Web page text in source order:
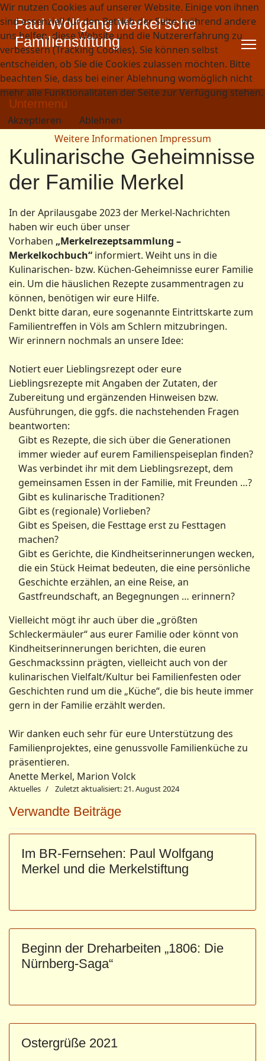
Paul Wolfgang Merkel'sche
Familienstiftung
Untermenü
Kulinarische Geheimnisse
der Familie Merkel
In der Aprilausgabe 2023 der Merkel-Nachrichten
haben wir euch über unser
Vorhaben „Merkelrezeptsammlung –
Merkelkochbuch“ informiert. Weiht uns in die
Kulinarischen- bzw. Küchen-Geheimnisse eurer Familie
ein. Um die häuslichen Rezepte zusammentragen zu
können, benötigen wir eure Hilfe.
Denkt bitte daran, eure sogenannte Eintrittskarte zum
Familientreffen in Völs am Schlern mitzubringen.
Wir erinnern nochmals an unsere Idee:
Notiert euer Lieblingsrezept oder eure
Lieblingsrezepte mit Angaben der Zutaten, der
Zubereitung und ergänzenden Hinweisen bzw.
Ausführungen, die ggfs. die nachstehenden Fragen
beantworten:
Gibt es Rezepte, die sich über die Generationen
immer wieder auf eurem Familienspeiseplan finden?
Was verbindet ihr mit dem Lieblingsrezept, dem
gemeinsamen Essen in der Familie, mit Freunden …?
Gibt es kulinarische Traditionen?
Gibt es (regionale) Vorlieben?
Gibt es Speisen, die Festtage erst zu Festtagen
machen?
Gibt es Gerichte, die Kindheitserinnerungen wecken,
die ein Stück Heimat bedeuten, die eine persönliche
Geschichte erzählen, an eine Reise, an
Gastfreundschaft, an Begegnungen … erinnern?
Vielleicht mögt ihr auch über die „größten
Schleckermäuler“ aus eurer Familie oder könnt von
Kindheitserinnerungen berichten, die euren
Geschmackssinn prägten, vielleicht auch von der
kulinarischen Vielfalt/Kultur bei Familienfesten oder
Geschichten rund um die „Küche“, die bis heute immer
gern in der Familie erzählt werden.
Wir danken euch sehr für eure Unterstützung des
Familienprojektes, eine genussvolle Familienküche zu
präsentieren.
Anette Merkel, Marion Volck
Aktuelles Zuletzt aktualisiert: 21. August 2024
Verwandte Beiträge
Im BR-Fernsehen: Paul Wolfgang
Merkel und die Merkelstiftung
Beginn der Dreharbeiten „1806: Die
Nürnberg-Saga“
Ostergrüße 2021
Wir nutzen Cookies auf unserer Website. Einige von ihnen
sind essenziell für den Betrieb der Seite, während andere
uns helfen, diese Website und die Nutzererfahrung zu
verbessern (Tracking Cookies). Sie können selbst
entscheiden, ob Sie die Cookies zulassen möchten. Bitte
beachten Sie, dass bei einer Ablehnung womöglich nicht
mehr alle Funktionalitäten der Seite zur Verfügung stehen.
Akzeptieren
Ablehnen
Weitere Informationen Impressum